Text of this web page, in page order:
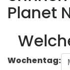
Planet
Wochentag: